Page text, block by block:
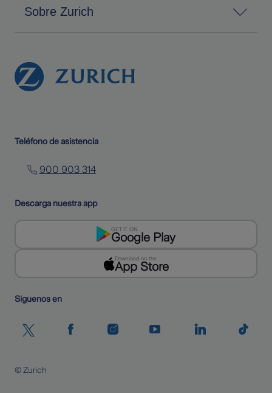
Sobre Zurich
Teléfono de asistencia
900 903 314
Descarga nuestra app
GET IT ON
Google Play
Download on the
App Store
Siguenos en
© Zurich